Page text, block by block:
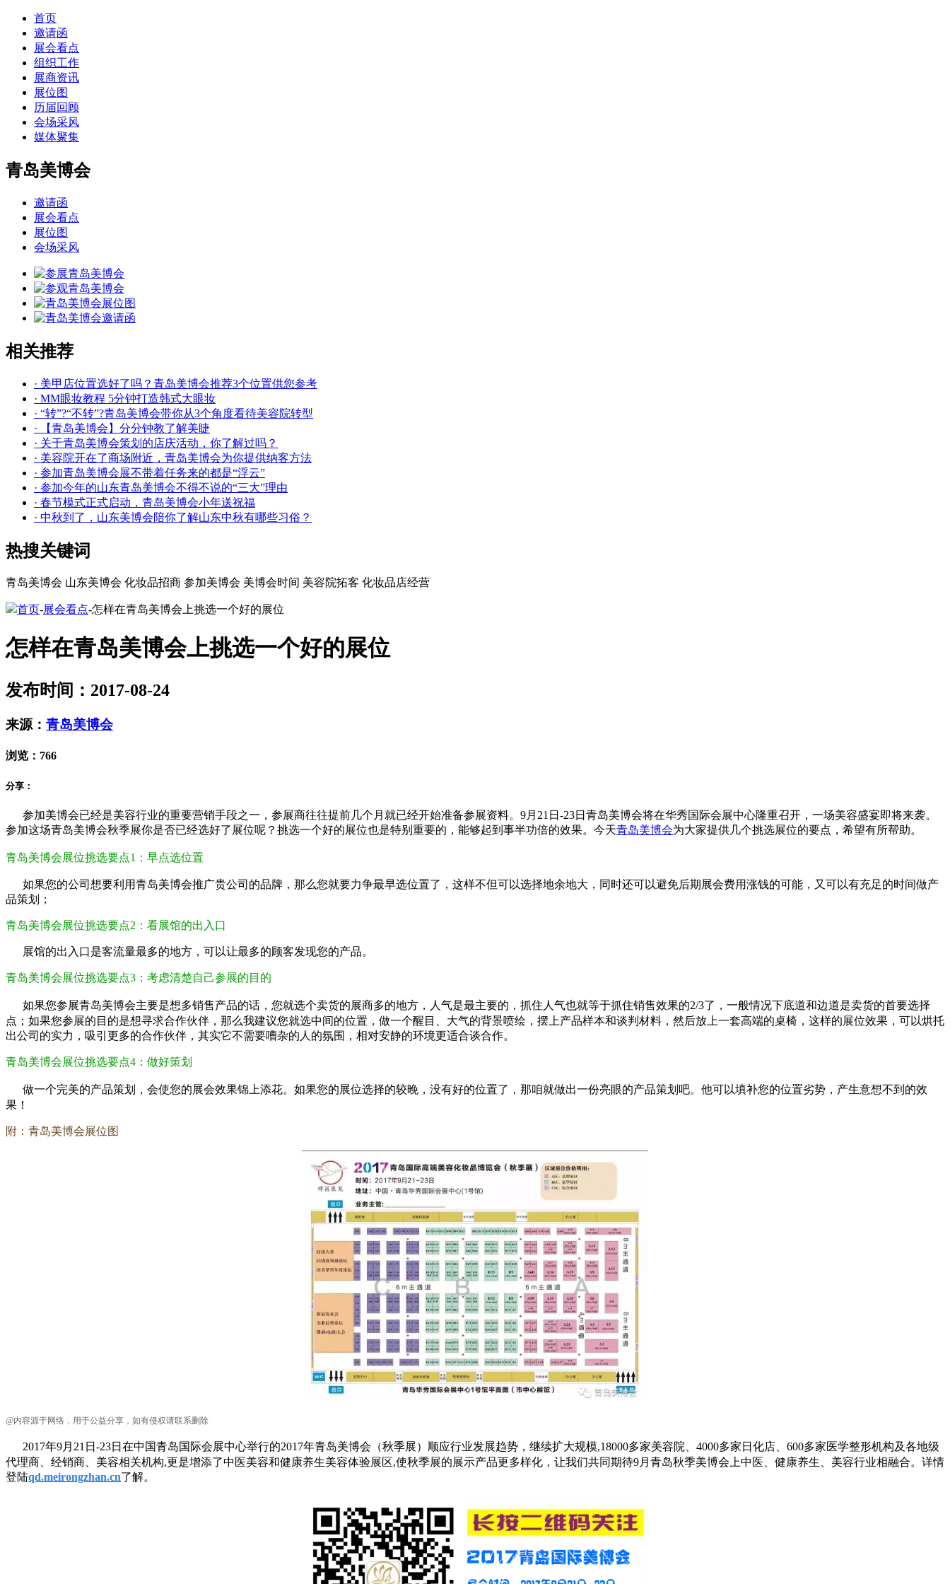
首页
邀请函
展会看点
组织工作
展商资讯
展位图
历届回顾
会场采风
媒体聚集
青岛美博会
邀请函
展会看点
展位图
会场采风
相关推荐
· 美甲店位置选好了吗？青岛美博会推荐3个位置供您参考
· MM眼妆教程 5分钟打造韩式大眼妆
· “转”?“不转”?青岛美博会带你从3个角度看待美容院转型
· 【青岛美博会】分分钟教了解美睫
· 关于青岛美博会策划的店庆活动，你了解过吗？
· 美容院开在了商场附近，青岛美博会为你提供纳客方法
· 参加青岛美博会展不带着任务来的都是“浮云”
· 参加今年的山东青岛美博会不得不说的“三大”理由
· 春节模式正式启动，青岛美博会小年送祝福
· 中秋到了，山东美博会陪你了解山东中秋有哪些习俗？
热搜关键词
青岛美博会 山东美博会 化妆品招商 参加美博会 美博会时间 美容院拓客 化妆品店经营
首页-展会看点-怎样在青岛美博会上挑选一个好的展位
怎样在青岛美博会上挑选一个好的展位
发布时间：2017-08-24
来源： 青岛美博会
浏览： 766
分享：
参加美博会已经是美容行业的重要营销手段之一，参展商往往提前几个月就已经开始准备参展资料。9月21日-23日青岛美博会将在华秀国际会展中心隆重召开，一场美容盛宴即将来袭。
参加这场青岛美博会秋季展你是否已经选好了展位呢？挑选一个好的展位也是特别重要的，能够起到事半功倍的效果。今天青岛美博会为大家提供几个挑选展位的要点，希望有所帮助。
青岛美博会展位挑选要点1：早点选位置
如果您的公司想要利用青岛美博会推广贵公司的品牌，那么您就要力争最早选位置了，这样不但可以选择地余地大，同时还可以避免后期展会费用涨钱的可能，又可以有充足的时间做产
品策划；
青岛美博会展位挑选要点2：看展馆的出入口
展馆的出入口是客流量最多的地方，可以让最多的顾客发现您的产品。
青岛美博会展位挑选要点3：考虑清楚自己参展的目的
如果您参展青岛美博会主要是想多销售产品的话，您就选个卖货的展商多的地方，人气是最主要的，抓住人气也就等于抓住销售效果的2/3了，一般情况下底道和边道是卖货的首要选择
点；如果您参展的目的是想寻求合作伙伴，那么我建议您就选中间的位置，做一个醒目、大气的背景喷绘，摆上产品样本和谈判材料，然后放上一套高端的桌椅，这样的展位效果，可以烘托
出公司的实力，吸引更多的合作伙伴，其实它不需要嘈杂的人的氛围，相对安静的环境更适合谈合作。
青岛美博会展位挑选要点4：做好策划
做一个完美的产品策划，会使您的展会效果锦上添花。如果您的展位选择的较晚，没有好的位置了，那咱就做出一份亮眼的产品策划吧。他可以填补您的位置劣势，产生意想不到的效
果！
附：青岛美博会展位图
@内容源于网络，用于公益分享，如有侵权请联系删除
2017年9月21日-23日在中国青岛国际会展中心举行的2017年青岛美博会（秋季展）顺应行业发展趋势，继续扩大规模,18000多家美容院、4000多家日化店、600多家医学整形机构及各地级
代理商、经销商、美容相关机构,更是增添了中医美容和健康养生美容体验展区,使秋季展的展示产品更多样化，让我们共同期待9月青岛秋季美博会上中医、健康养生、美容行业相融合。详情
登陆qd.meirongzhan.cn了解。